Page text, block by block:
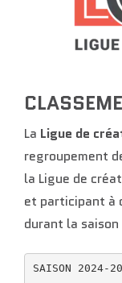
La Ligue de
regroupement
la Ligue de
et participant à
durant la
SAISON 2024-